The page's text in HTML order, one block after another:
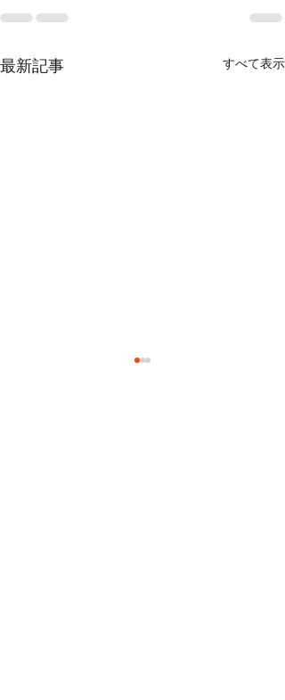
最新記事 すべて表示